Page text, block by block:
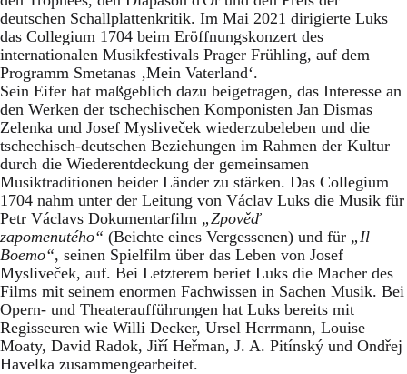
deutschen Schallplattenkritik. Im Mai 2021 dirigierte Luks
das Collegium 1704 beim Eröffnungskonzert des
internationalen Musikfestivals Prager Frühling, auf dem
Programm Smetanas ‚Mein Vaterland‘.
Sein Eifer hat maßgeblich dazu beigetragen, das Interesse an
den Werken der tschechischen Komponisten Jan Dismas
Zelenka und Josef Mysliveček wiederzubeleben und die
tschechisch-deutschen Beziehungen im Rahmen der Kultur
durch die Wiederentdeckung der gemeinsamen
Musiktraditionen beider Länder zu stärken. Das Collegium
1704 nahm unter der Leitung von Václav Luks die Musik für
Petr Václavs Dokumentarfilm „Zpověď
zapomenutého“ (Beichte eines Vergessenen) und für „Il
Boemo“, seinen Spielfilm über das Leben von Josef
Mysliveček, auf. Bei Letzterem beriet Luks die Macher des
Films mit seinem enormen Fachwissen in Sachen Musik. Bei
Opern- und Theateraufführungen hat Luks bereits mit
Regisseuren wie Willi Decker, Ursel Herrmann, Louise
Moaty, David Radok, Jiří Heřman, J. A. Pitínský und Ondřej
Havelka zusammengearbeitet.